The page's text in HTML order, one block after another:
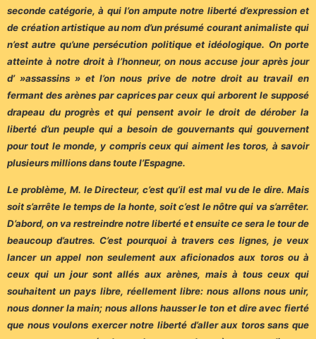
seconde catégorie, à qui l’on ampute notre liberté d’expression et
de création artistique au nom d’un présumé courant animaliste qui
n’est autre qu’une persécution politique et idéologique. On porte
atteinte à notre droit à l’honneur, on nous accuse jour après jour
d’ »assassins » et l’on nous prive de notre droit au travail en
fermant des arènes par caprices par ceux qui arborent le supposé
drapeau du progrès et qui pensent avoir le droit de dérober la
liberté d’un peuple qui a besoin de gouvernants qui gouvernent
pour tout le monde, y compris ceux qui aiment les toros, à savoir
plusieurs millions dans toute l’Espagne.
Le problème, M. le Directeur, c’est qu’il est mal vu de le dire. Mais
soit s’arrête le temps de la honte, soit c’est le nôtre qui va s’arrêter.
D’abord, on va restreindre notre liberté et ensuite ce sera le tour de
beaucoup d’autres. C’est pourquoi à travers ces lignes, je veux
lancer un appel non seulement aux aficionados aux toros ou à
ceux qui un jour sont allés aux arènes, mais à tous ceux qui
souhaitent un pays libre, réellement libre: nous allons nous unir,
nous donner la main; nous allons hausser le ton et dire avec fierté
que nous voulons exercer notre liberté d’aller aux toros sans que